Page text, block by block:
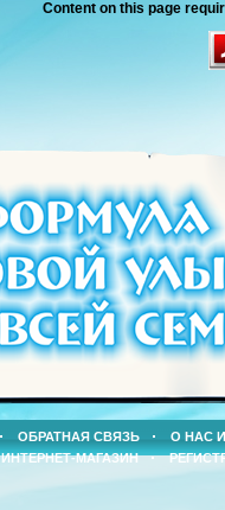
Content on this page
ОБРАТНАЯ СВЯЗЬ
О НАС
ИНТЕРНЕТ-МАГАЗИН